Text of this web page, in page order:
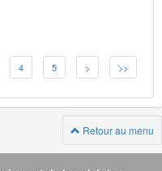
4 5 > >>
Retour au menu